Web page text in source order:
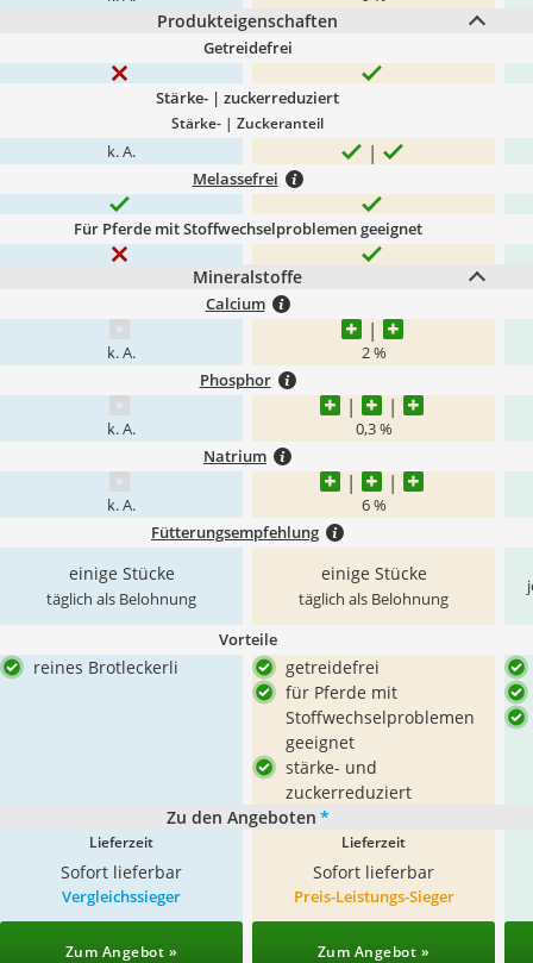
Produkteigenschaften
Getreidefrei
Stärke- | zuckerreduziert
Stärke- | Zuckeranteil
k. A.
Melassefrei
Für Pferde mit Stoffwechselproblemen geeignet
Mineralstoffe
Calcium
k. A. 2 %
Phosphor
k. A. 0,3 %
Natrium
k. A. 6 %
Fütterungsempfehlung
einige Stücke
täglich als Belohnung
einige Stücke
täglich als Belohnung
Vorteile
reines Brotleckerli
getreidefrei
für Pferde mit
Stoffwechselproblemen
geeignet
stärke- und
zuckerreduziert
Zu den Angeboten *
Lieferzeit
Sofort lieferbar
Lieferzeit
Sofort lieferbar
Vergleichssieger
Zum Angebot »
Preis-Leistungs-Sieger
Zum Angebot »